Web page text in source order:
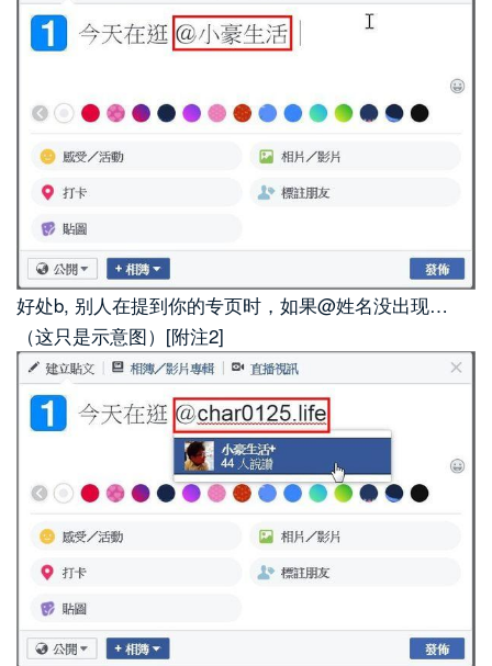
好处b, 别人在提到你的专页时，如果@姓名没出现…
（这只是示意图）[附注2]